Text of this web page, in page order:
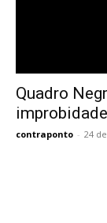
Quadro
improbidade
contraponto - 24